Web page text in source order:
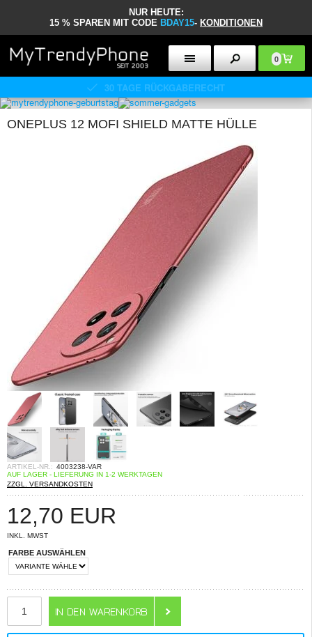
NUR HEUTE:
15 % SPAREN MIT CODE BDAY15- KONDITIONEN
0
30 TAGE RÜCKGABERECHT
ONEPLUS 12 MOFI SHIELD MATTE HÜLLE
ARTIKEL-NR.: 4003238-VAR
AUF LAGER - LIEFERUNG IN 1-2 WERKTAGEN
ZZGL. VERSANDKOSTEN
12,70 EUR
INKL. MWST
FARBE AUSWÄHLEN